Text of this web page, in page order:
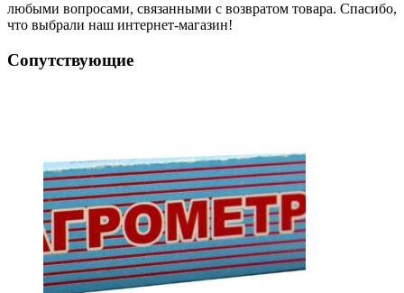
любыми вопросами, связанными с возвратом товара. Спасибо,
что выбрали наш интернет-магазин!
Сопутствующие